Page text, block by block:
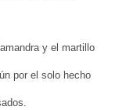
y el martillo
por el solo hecho